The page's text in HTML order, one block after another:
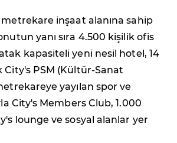
metrekare inşaat alanına sahip
yanı sıra 4.500 kişilik ofis
kapasiteli yeni nesil hotel, 14
PSM (Kültür-Sanat
yayılan spor ve
City's Members Club, 1.000
lounge ve sosyal alanlar yer